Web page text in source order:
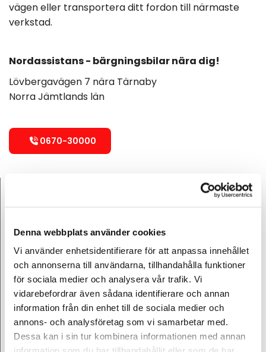
Denna webbplats använder cookies
Vi använder enhetsidentifierare för att anpassa innehållet
och annonserna till användarna, tillhandahålla funktioner
för sociala medier och analysera vår trafik. Vi
vidarebefordrar även sådana identifierare och annan
information från din enhet till de sociala medier och
annons- och analysföretag som vi samarbetar med.
Dessa kan i sin tur kombinera informationen med annan
vägen eller transportera ditt fordon till närmaste
verkstad.
Nordassistans - bärgningsbilar nära dig!
Lövbergavägen 7 nära Tärnaby
Norra Jämtlands län
0670-30000
Måndag
Dygnet runt
Tisdag
Onsdag
Dygnet runt
Torsdag
Dygnet runt
Fredag
Dygnet runt
Lördag
Dygnet runt
Söndag
Dygnet runt